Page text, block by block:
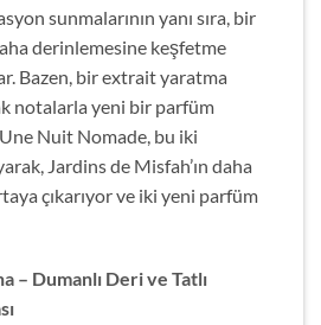
sunmalarının yanı sıra, bir
derinlemesine keşfetme
Bazen, bir extrait yaratma
notalarla yeni bir parfüm
Nuit Nomade, bu iki
Jardins de Misfah’ın daha
çıkarıyor ve iki yeni parfüm
– Dumanlı Deri ve Tatlı